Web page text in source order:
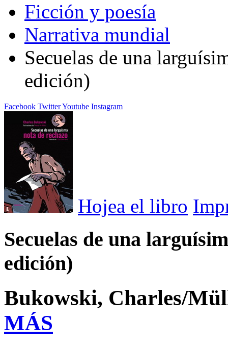
Ficción y poesía
Narrativa mundial
Secuelas de una
edición)
Facebook TwitterYoutube Instagram
Hojea el libro
Secuelas de una
edición)
Bukowski, Charles/
MÁS